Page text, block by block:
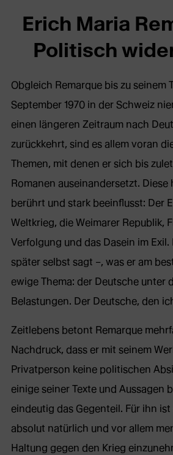
Erich Maria
Politisch
Obgleich Remarque bis zu seinem
September 1970 in der Schweiz
einen längeren Zeitraum nach
zurückkehrt, sind es allem voran
Themen, mit denen er sich bis
Romanen auseinandersetzt. Diese
berührt und stark beeinflusst: Der
Weltkrieg, die Weimarer Republik,
Verfolgung und das Dasein im Exil.
später selbst sagt –, was er am
ewige Thema: der Deutsche unter
Belastungen. Der Deutsche, den
Zeitlebens betont Remarque
Nachdruck, dass er mit seinem
Privatperson keine politischen
einige seiner Texte und Aussagen
eindeutig das Gegenteil. Für ihn
absolut natürlich und vor allem
Haltung gegen den Krieg